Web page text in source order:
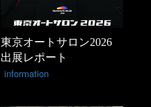
東京オートサロン2026
出展レポート
information